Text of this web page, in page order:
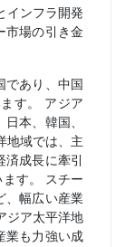
インフラ開発
市場の引き金
であり、中国
す。 アジア
本、韓国、
地域では、主
成長に牽引
す。 スチー
、幅広い産業
ジア太平洋地
業も力強い成